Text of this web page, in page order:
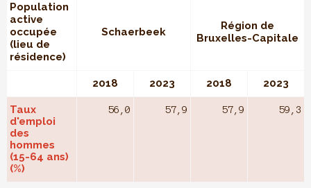
Population
active
occupée
(lieu de
résidence)
Schaerbeek
Région de
Bruxelles-Capitale
2018 2023 2018 2023
Taux
d'emploi
des
hommes
(15-64 ans)
(%)
56,0 57,9 57,9 59,3